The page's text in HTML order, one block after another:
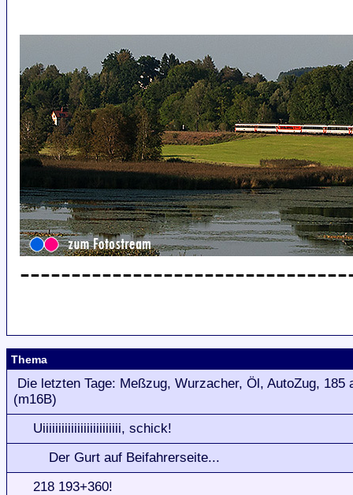
Thema
Die letzten Tage: Meßzug, Wurzacher, Öl, AutoZug, 185
(m16B)
Uiiiiiiiiiiiiiiiiiiiiiiiii, schick!
Der Gurt auf Beifahrerseite...
218 193+360!